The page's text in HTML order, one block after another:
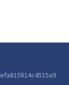
efa815814c4515a9